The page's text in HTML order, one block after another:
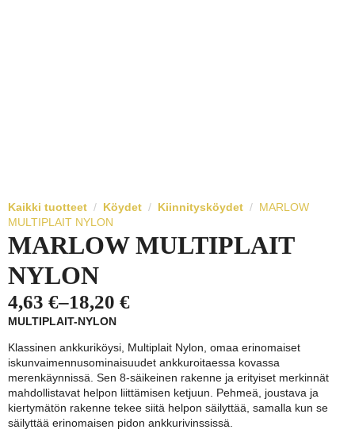
Kaikki tuotteet Köydet Kiinnitysköydet
MARLOW
MULTIPLAIT NYLON
MARLOW MULTIPLAIT
NYLON
4,63 €–18,20 €
Hintaluokka:
-
18,20 €
MULTIPLAIT-NYLON
Klassinen ankkuriköysi, Multiplait Nylon, omaa erinomaiset
iskunvaimennusominaisuudet ankkuroitaessa kovassa
merenkäynnissä. Sen 8-säikeinen rakenne ja erityiset merkinnät
mahdollistavat helpon liittämisen ketjuun. Pehmeä, joustava ja
kiertymätön rakenne tekee siitä helpon säilyttää, samalla kun se
säilyttää erinomaisen pidon ankkurivinssissä.